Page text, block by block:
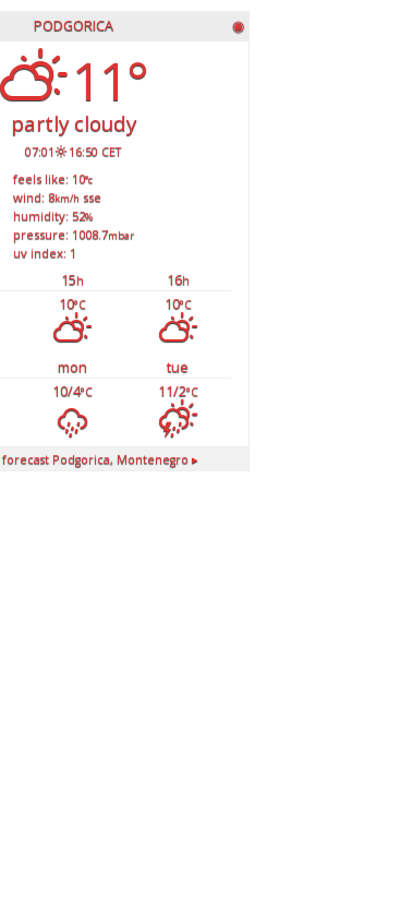
PODGORICA ◉
11°
partly cloudy
07:01 16:50 CET
feels like: 10°c
wind: 8km/h sse
humidity: 52%
pressure: 1008.7mbar
uv index: 1
15h 16h
10°C 10°C
mon
tue
10/4°C 11/2°C
Podgorica, Montenegro ▸